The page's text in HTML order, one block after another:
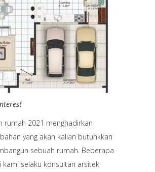
rumah 2021 menghadirkan
yang akan kalian butuhkkan
sebuah rumah. Beberapa
kami selaku konsultan arsitek